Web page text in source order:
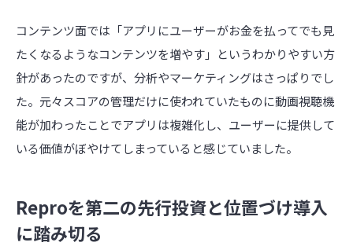
コンテンツ面では「アプリにユーザーがお金を払ってでも見
たくなるようなコンテンツを増やす」というわかりやすい方
針があったのですが、分析やマーケティングはさっぱりでし
た。元々スコアの管理だけに使われていたものに動画視聴機
能が加わったことでアプリは複雑化し、ユーザーに提供して
いる価値がぼやけてしまっていると感じていました。
Reproを第二の先行投資と位置づけ導入
に踏み切る